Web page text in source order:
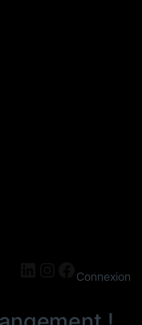
LinkedIn
Instagram
Connexion